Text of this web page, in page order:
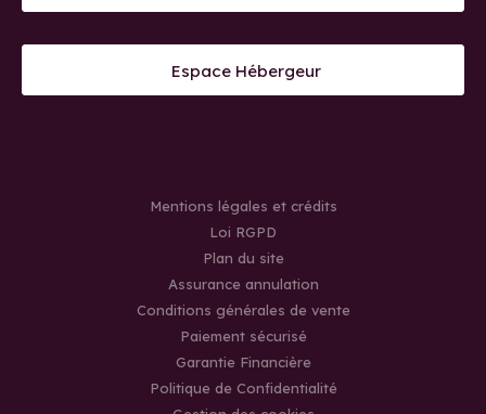
Espace Hébergeur
Mentions légales et crédits
Loi RGPD
Plan du site
Assurance annulation
Conditions générales de vente
Paiement sécurisé
Garantie Financière
Politique de Confidentialité